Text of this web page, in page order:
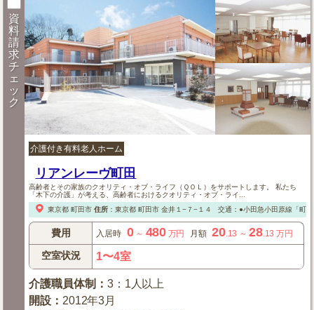
資
料
請
求
チ
ェ
ッ
ク
介護付き有料老人ホーム
リアンレーヴ町田
高齢者とその家族のクオリティ・オブ・ライフ（ＱＯＬ）をサポートします。 私たち
「木下の介護」が考える、高齢者におけるクオリティ・オブ・ライ...
東京都 町田市 住所： 東京都 町田市金井１−７−１４ 交通：●小田急小田原線「町
費用 入居時 0～ 480 万円 月額 20.13 ～28.13 万円
空室状況 1〜4室
介護職員体制 ：3：1人以上
開設 ： 2012年3月